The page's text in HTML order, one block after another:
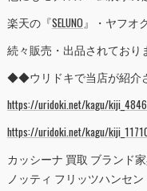
楽天の『SELUNO』・ヤフオ
続々販売・出品されており
◆◆ウリドキで当店が紹
https://uridoki.net/kagu/
https://uridoki.net/kagu/
カッシーナ 買取 ブランド
ノッティ フリッツハンセ